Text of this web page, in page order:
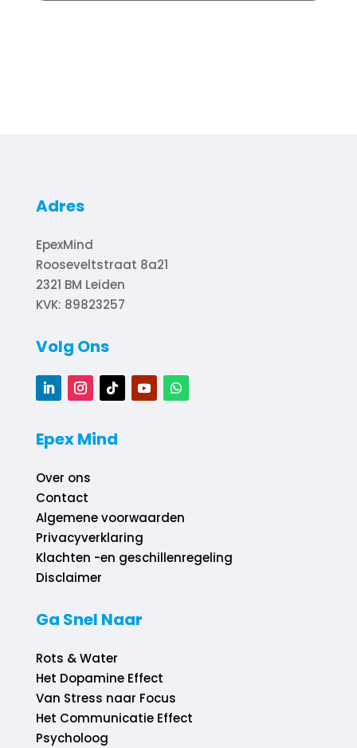
Adres
EpexMind
Rooseveltstraat 8a21
2321 BM Leiden
KVK: 89823257
Volg Ons
Epex Mind
Over ons
Contact
Algemene voorwaarden
Privacyverklaring
Klachten -en geschillenregeling
Disclaimer
Ga Snel Naar
Rots & Water
Het Dopamine Effect
Van Stress naar Focus
Het Communicatie Effect
Psycholoog